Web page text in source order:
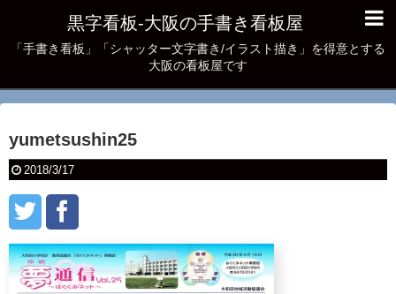
黒字看板‐大阪の手書き看板屋
「手書き看板」「シャッター文字書き/イラスト描き」を得意とする
大阪の看板屋です
yumetsushin25
2018/3/17